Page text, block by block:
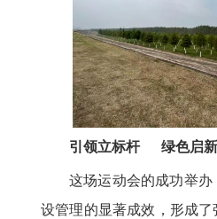
引领立标杆 绿色启
这场运动会的成功举
设管理的显著成效，形成